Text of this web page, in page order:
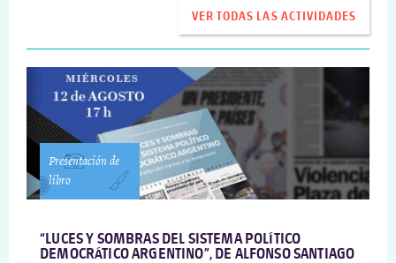
VER TODAS LAS ACTIVIDADES
Presentación de
libro
“LUCES Y SOMBRAS DEL SISTEMA POLÍTICO
DEMOCRÁTICO ARGENTINO”, DE ALFONSO SANTIAGO